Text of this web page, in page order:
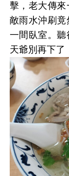
擊，老大傳
敵雨水沖刷竟
一間臥室。
天爺別再下了